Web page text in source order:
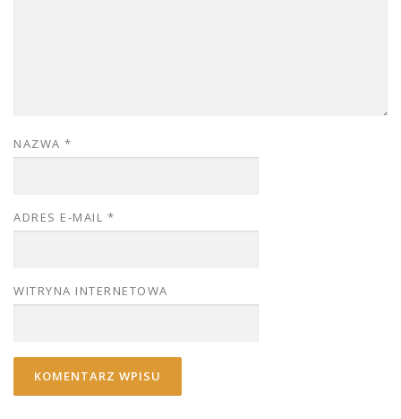
NAZWA *
ADRES E-MAIL *
WITRYNA INTERNETOWA